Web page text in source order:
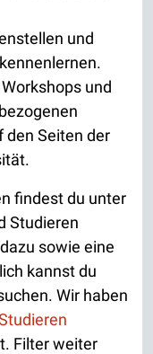
und
und
den Seiten der
findest du unter
Studieren
sowie eine
kannst du
Wir haben
Filter weiter